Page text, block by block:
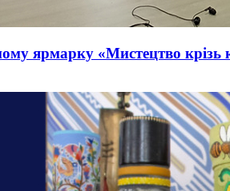
ярмарку «Мистецтво крізь